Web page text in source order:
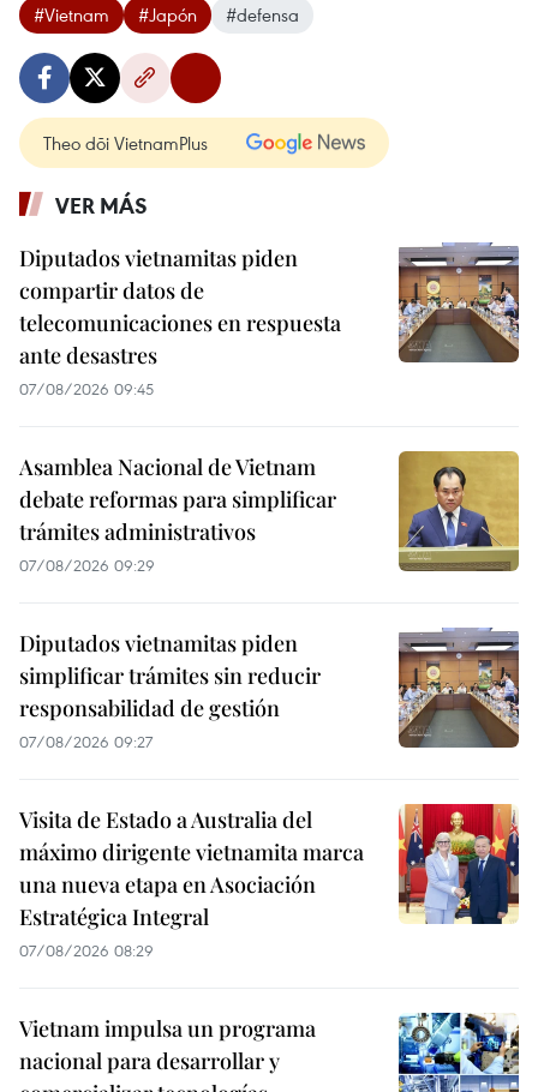
#Vietnam #Japón #defensa
Theo dõi VietnamPlus
VER MÁS
Diputados vietnamitas piden
compartir datos de
telecomunicaciones en respuesta
ante desastres
07/08/2026 09:45
Asamblea Nacional de Vietnam
debate reformas para simplificar
trámites administrativos
07/08/2026 09:29
Diputados vietnamitas piden
simplificar trámites sin reducir
responsabilidad de gestión
07/08/2026 09:27
Visita de Estado a Australia del
máximo dirigente vietnamita marca
una nueva etapa en Asociación
Estratégica Integral
07/08/2026 08:29
Vietnam impulsa un programa
nacional para desarrollar y